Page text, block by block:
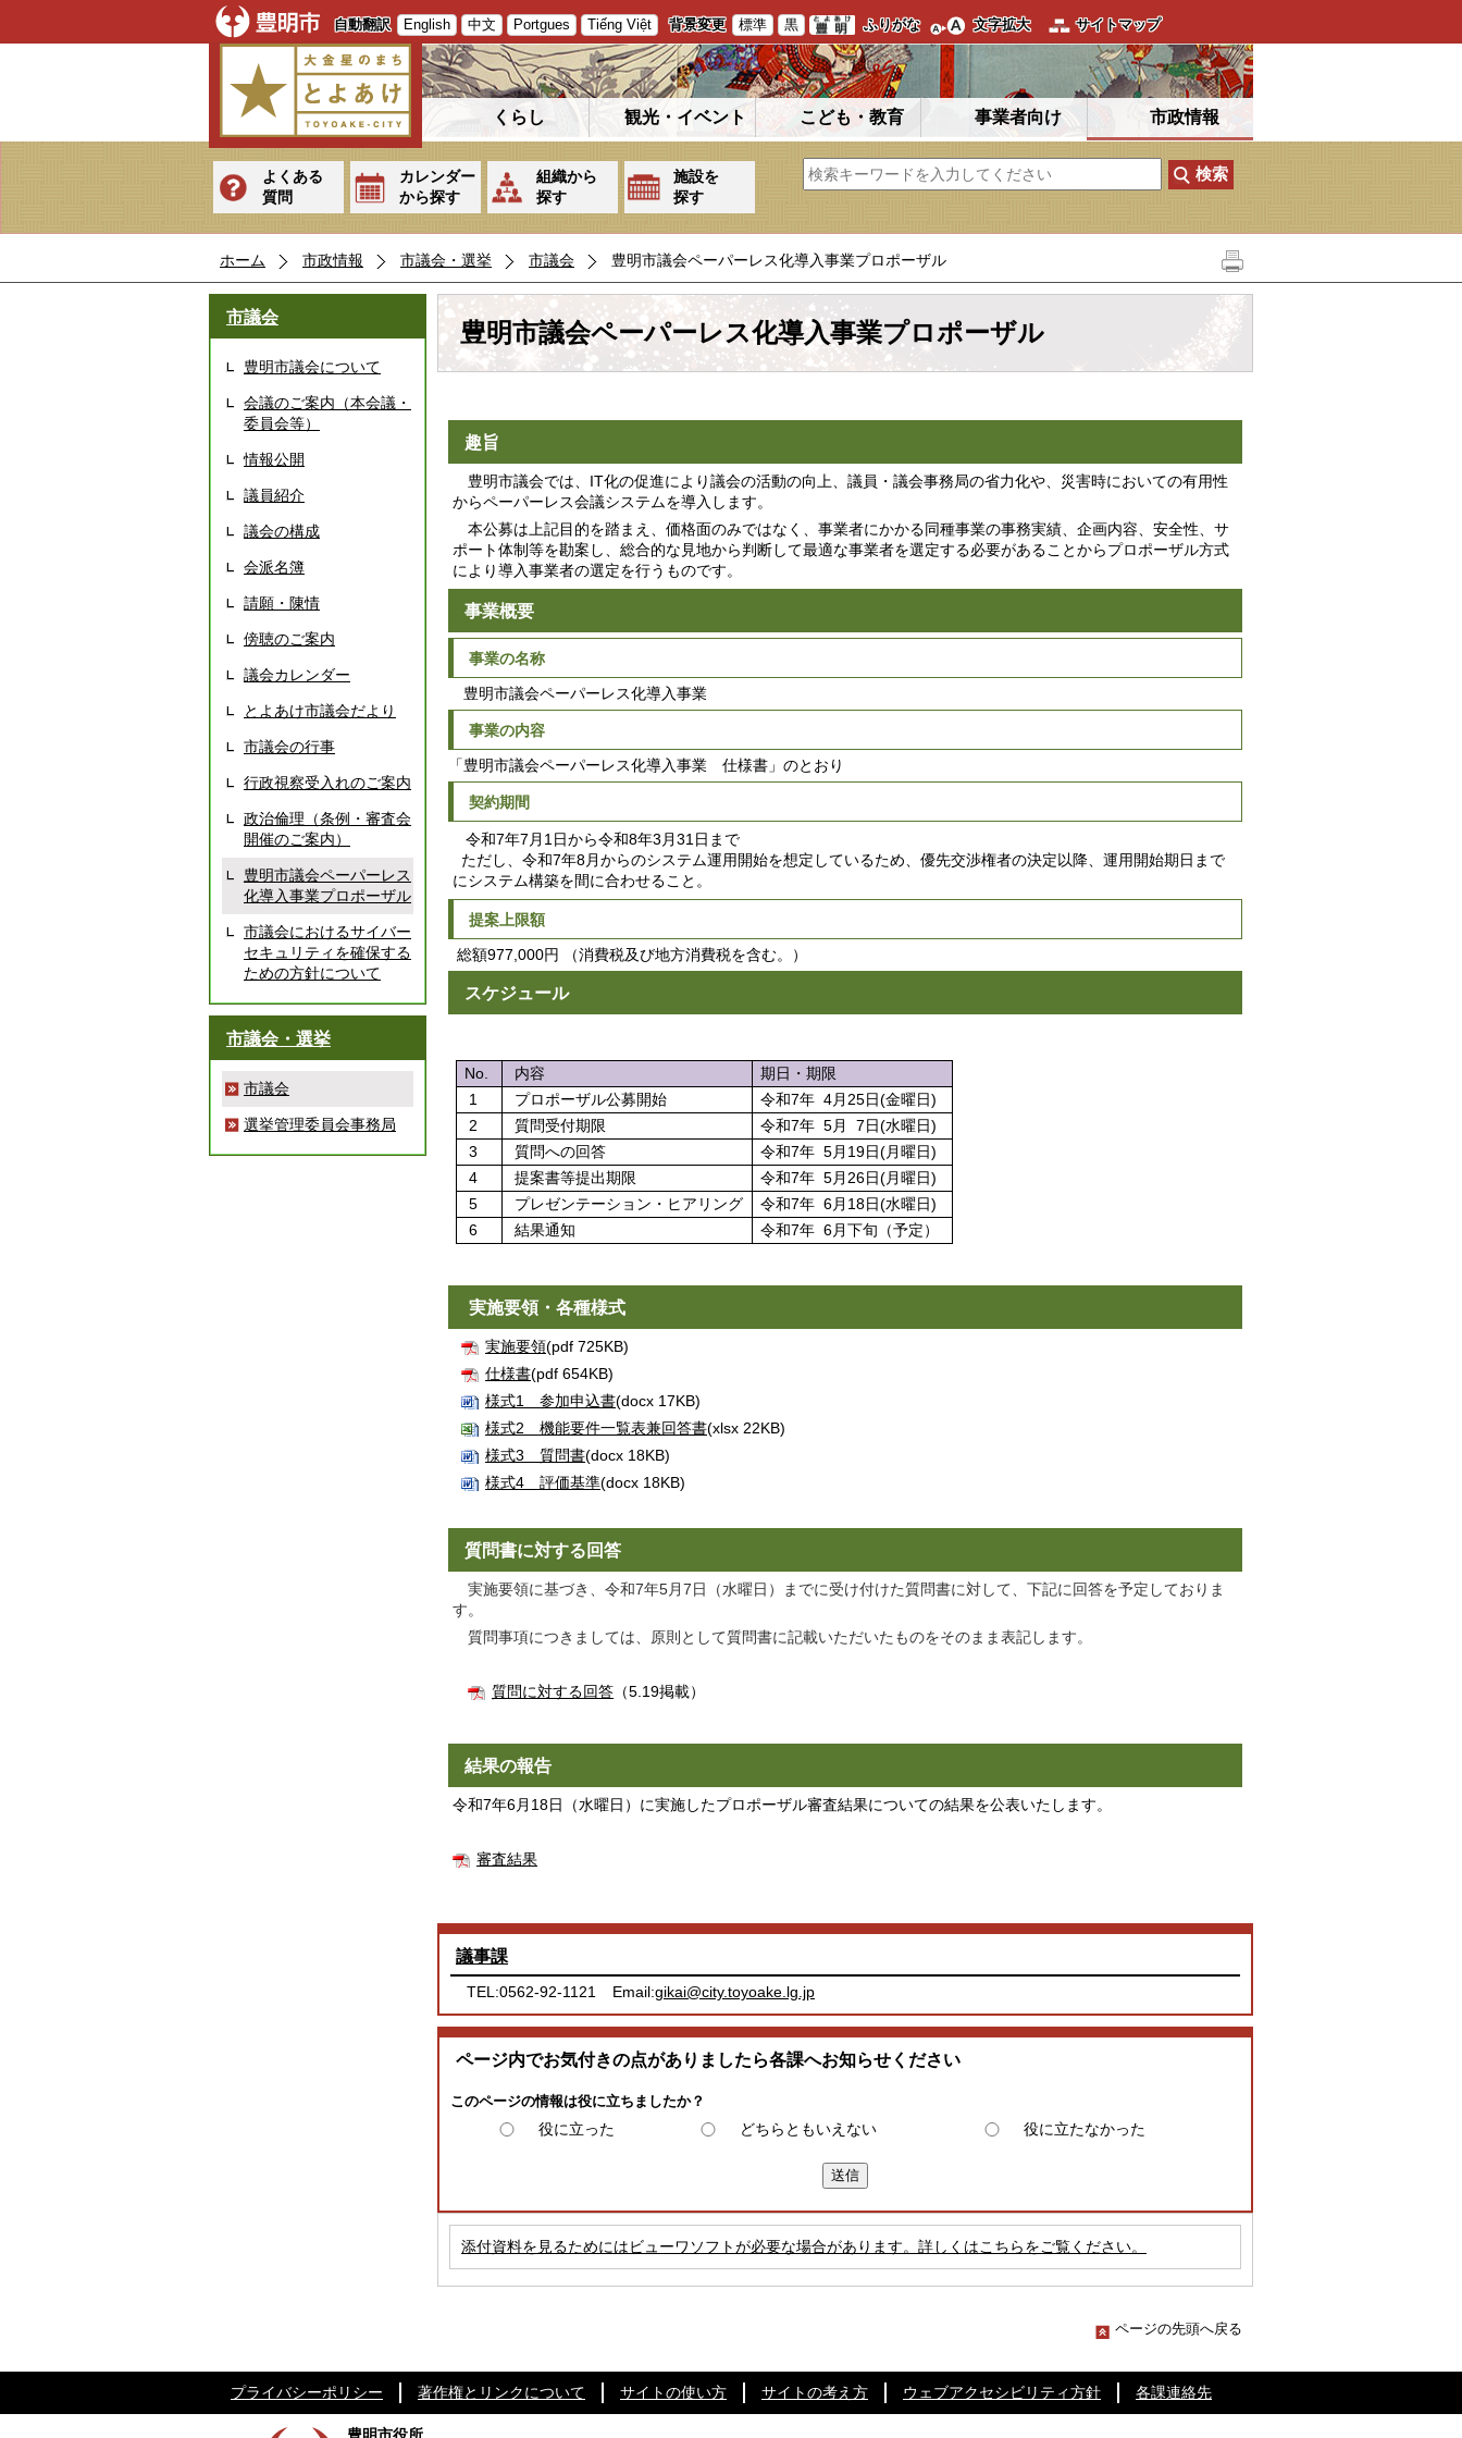
自動翻訳 English 中文 Portgues Tiếng Việt 背景変更 標準 黒 ふりがな 文字拡大 サイトマップ
くらし 観光・イベント こども・教育 事業者向け 市政情報
よくある
質問
カレンダー
から探す
組織から
探す
施設を
探す
ホーム 市政情報 市議会・選挙 市議会 豊明市議会ペーパーレス化導入事業プロポーザル
市議会
豊明市議会について
会議のご案内（本会議・
委員会等）
情報公開
議員紹介
議会の構成
会派名簿
請願・陳情
傍聴のご案内
議会カレンダー
とよあけ市議会だより
市議会の行事
行政視察受入れのご案内
政治倫理（条例・審査会
開催のご案内）
豊明市議会ペーパーレス
化導入事業プロポーザル
市議会におけるサイバー
セキュリティを確保する
ための方針について
市議会・選挙
市議会
選挙管理委員会事務局
豊明市議会ペーパーレス化導入事業プロポーザル
趣旨
豊明市議会では、IT化の促進により議会の活動の向上、議員・議会事務局の省力化や、災害時においての有用性
からペーパーレス会議システムを導入します。
本公募は上記目的を踏まえ、価格面のみではなく、事業者にかかる同種事業の事務実績、企画内容、安全性、サ
ポート体制等を勘案し、総合的な見地から判断して最適な事業者を選定する必要があることからプロポーザル方式
により導入事業者の選定を行うものです。
事業概要
事業の名称
豊明市議会ペーパーレス化導入事業
事業の内容
「豊明市議会ペーパーレス化導入事業 仕様書」のとおり
契約期間
令和7年7月1日から令和8年3月31日まで
ただし、令和7年8月からのシステム運用開始を想定しているため、優先交渉権者の決定以降、運用開始期日まで
にシステム構築を間に合わせること。
提案上限額
総額977,000円 （消費税及び地方消費税を含む。）
スケジュール
No. 内容
期日・期限
1
プロポーザル公募開始
令和7年 4月25日(金曜日)
2
質問受付期限
令和7年 5月 7日(水曜日)
3
質問への回答
令和7年 5月19日(月曜日)
4
提案書等提出期限
令和7年 5月26日(月曜日)
5
プレゼンテーション・ヒアリング
令和7年 6月18日(水曜日)
6
結果通知 令和7年 6月下旬（予定）
実施要領・各種様式
実施要領(pdf 725KB)
仕様書(pdf 654KB)
様式1 参加申込書(docx 17KB)
様式2 機能要件一覧表兼回答書(xlsx 22KB)
様式3 質問書(docx 18KB)
様式4 評価基準(docx 18KB)
質問書に対する回答
実施要領に基づき、令和7年5月7日（水曜日）までに受け付けた質問書に対して、下記に回答を予定しておりま
す。
質問事項につきましては、原則として質問書に記載いただいたものをそのまま表記します。
質問に対する回答 （5.19掲載）
結果の報告
令和7年6月18日（水曜日）に実施したプロポーザル審査結果についての結果を公表いたします。
審査結果
議事課
TEL:0562-92-1121 Email:gikai@city.toyoake.lg.jp
ページ内でお気付きの点がありましたら各課へお知らせください
このページの情報は役に立ちましたか？
役に立った どちらともいえない 役に立たなかった
添付資料を見るためにはビューワソフトが必要な場合があります。詳しくはこちらをご覧ください。
ページの先頭へ戻る
プライバシーポリシー 著作権とリンクについて サイトの使い方 サイトの考え方 ウェブアクセシビリティ方針 各課連絡先
豊明市役所